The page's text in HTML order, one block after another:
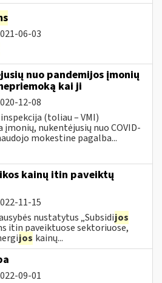
06-03
nuo pandemijos įmonių
kai ji
12-08
inspekcija (toliau – VMI)
nukentėjusių nuo COVID-
mokestine pagalba...
kainų itin paveiktų
11-15
nustatytus „Subsidijos
itin paveiktuose sektoriuose,
jos kainų...
09-01